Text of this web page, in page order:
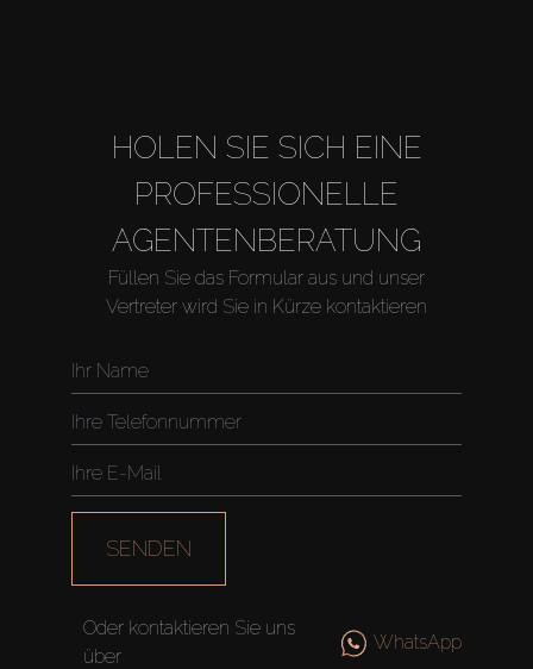
HOLEN SIE SICH EINE
PROFESSIONELLE
AGENTENBERATUNG
Füllen Sie das Formular aus und unser
Vertreter wird Sie in Kürze kontaktieren
SENDEN
Oder kontaktieren Sie uns
über
WhatsApp